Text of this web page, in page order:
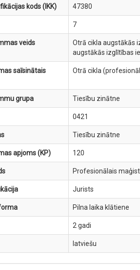
kods (IKK) 47380
7
veids
Otrā cikla augstākās
augstākās izglītības
saīsinātais
Otrā cikla
grupa Tiesību zinātne
0421
Tiesību zinātne
apjoms (KP) 120
Profesionālais
Jurists
Pilna laika klātiene
2 gadi
latviešu